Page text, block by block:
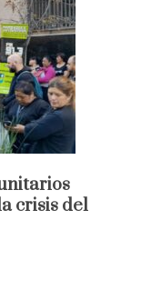
crisis del